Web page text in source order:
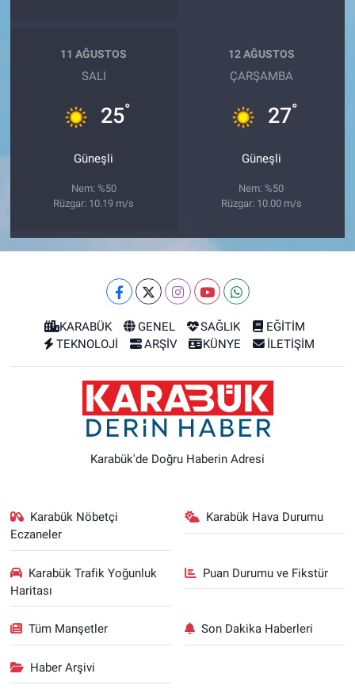
11 AĞUSTOS
SALI
25°
Güneşli
Nem: %50
Rüzgar: 10.19 m/s
12 AĞUSTOS
ÇARŞAMBA
27°
Güneşli
Nem: %50
Rüzgar: 10.00 m/s
KARABÜK GENEL SAĞLIK
EĞİTİM
TEKNOLOJİ
ARŞİV KÜNYE İLETİŞİM
Karabük'de Doğru Haberin Adresi
Karabük Nöbetçi
Eczaneler
Karabük Hava Durumu
Karabük Trafik Yoğunluk
Haritası
Puan Durumu ve Fikstür
Tüm Manşetler Son Dakika Haberleri
Haber Arşivi